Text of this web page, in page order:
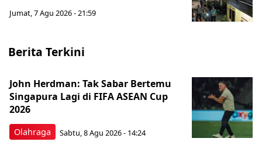
Jumat, 7 Agu 2026 - 21:59
Berita Terkini
Olahraga
John Herdman: Tak Sabar Bertemu
Singapura Lagi di FIFA ASEAN Cup
2026
Sabtu, 8 Agu 2026 - 14:24